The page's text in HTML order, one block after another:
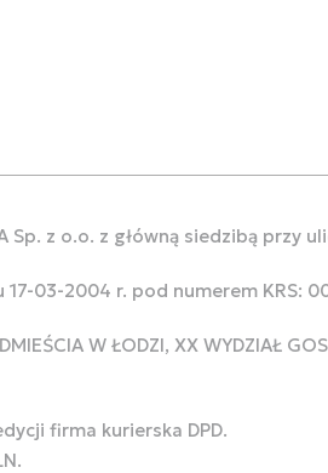
z o.o. z główną siedzibą przy
03-2004 r. pod numerem KRS:
W ŁODZI, XX WYDZIAŁ
firma kurierska DPD.